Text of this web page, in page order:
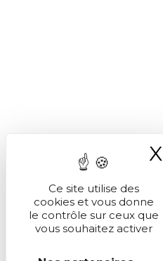
Ce site utilise des
cookies et vous donne
le contrôle sur ceux que
vous souhaitez activer
X